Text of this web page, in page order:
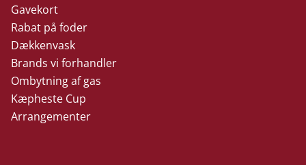
Gavekort
Rabat på foder
Dækkenvask
Brands vi forhandler
Ombytning af gas
Kæpheste Cup
Arrangementer